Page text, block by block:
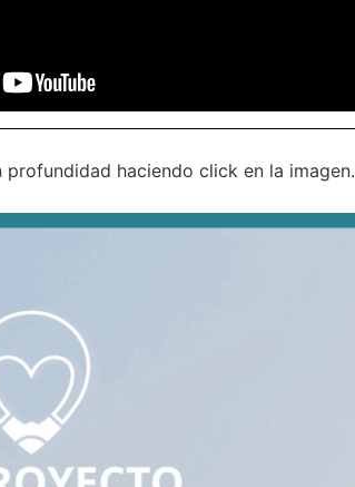
haciendo click en la imagen.